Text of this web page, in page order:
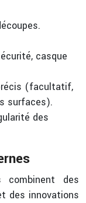
casque
(facultatif,
surfaces).
des
combinent des
des innovations